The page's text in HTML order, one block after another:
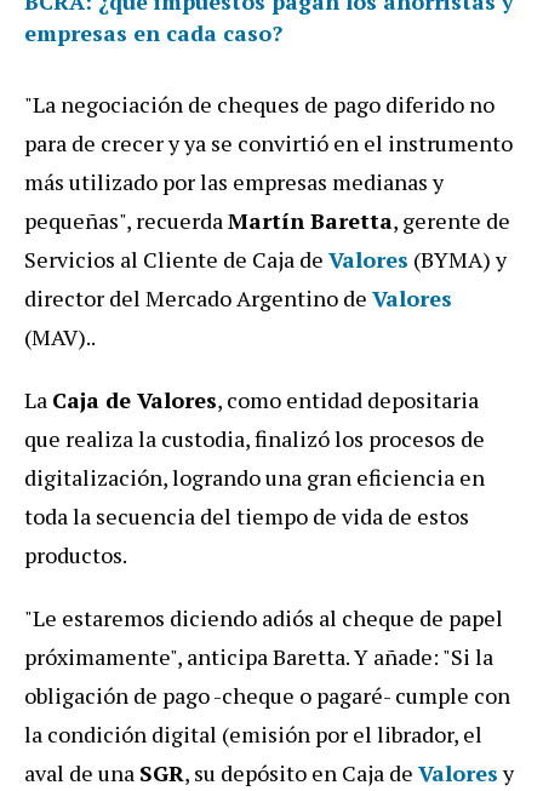
empresas en cada caso?
"La negociación de cheques de pago diferido no
para de crecer y ya se convirtió en el instrumento
más utilizado por las empresas medianas y
pequeñas", recuerdaMartín Baretta, gerente de
Servicios al Cliente de Caja de Valores (BYMA) y
director del Mercado Argentino de Valores
(MAV)..
La Caja de Valores, como entidad depositaria
que realiza la custodia, finalizó los procesos de
digitalización, logrando una gran eficiencia en
toda la secuencia del tiempo de vida de estos
productos.
"Le estaremos diciendo adiós al cheque de papel
próximamente", anticipa Baretta. Y añade: "Si la
obligación de pago -cheque o pagaré- cumple con
la condición digital (emisión por el librador, el
aval de una SGR, su depósito en Caja de Valoresy